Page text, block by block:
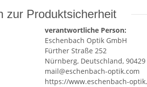
zur Produktsicherheit
verantwortliche Person:
Eschenbach Optik GmbH
Fürther Straße 252
Nürnberg, Deutschland, 90429
mail@eschenbach-optik.com
https://www.eschenbach-